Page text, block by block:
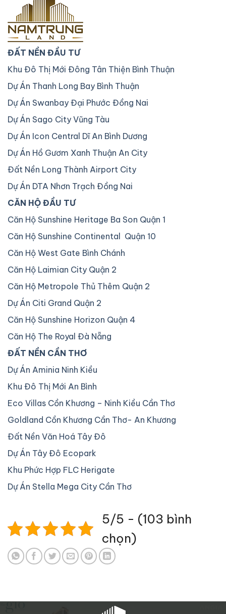
ĐẤT NỀN ĐẦU TƯ
Khu Đô Thị Mới Đông Tân Thiện Bình Thuận
Dự Án Thanh Long Bay Bình Thuận
Dự Án Swanbay Đại Phước Đồng Nai
Dự Án Sago City Vũng Tàu
Dự Án Icon Central Dĩ An Bình Dương
Dự Án Hồ Gươm Xanh Thuận An City
Đất Nền Long Thành Airport City
Dự Án DTA Nhơn Trạch Đồng Nai
CĂN HỘ ĐẦU TƯ
Căn Hộ Sunshine Heritage Ba Son Quận 1
Căn Hộ Sunshine Continental Quận 10
Căn Hộ West Gate Bình Chánh
Căn Hộ Laimian City Quận 2
Căn Hộ Metropole Thủ Thêm Quận 2
Dự Án Citi Grand Quận 2
Căn Hộ Sunshine Horizon Quận 4
Căn Hộ The Royal Đà Nẵng
ĐẤT NỀN CẦN THƠ
Dự Án Aminia Ninh Kiều
Khu Đô Thị Mới An Bình
Eco Villas Cồn Khương – Ninh Kiều Cần Thơ
Goldland Cồn Khương Cần Thơ- An Khương
Đất Nền Văn Hoá Tây Đô
Dự Án Tây Đô Ecopark
Khu Phức Hợp FLC Herigate
Dự Án Stella Mega City Cần Thơ
5/5 - (103 bình
chọn)